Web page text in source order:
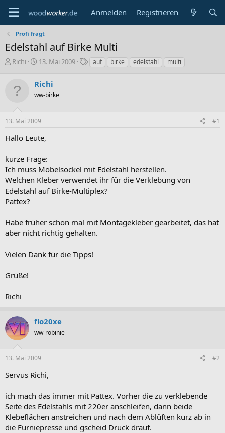
Anmelden Registrieren
Profi fragt
Edelstahl auf Birke Multi
E
t
l
e
Richi
E
s
t
e
l
t
a
m
13. Mai 2009
S
w
auf birke edelstahl multi
Richi
ww-birke
13. Mai 2009 #1
Hallo Leute,
kurze Frage:
Ich muss Möbelsockel mit Edelstahl herstellen.
Welchen Kleber verwendet ihr für die Verklebung von
Edelstahl auf Birke-Multiplex?
Pattex?
Habe früher schon mal mit Montagekleber gearbeitet, das hat
aber nicht richtig gehalten.
Vielen Dank für die Tipps!
Grüße!
Richi
flo20xe
ww-robinie
13. Mai 2009 #2
Servus Richi,
ich mach das immer mit Pattex. Vorher die zu verklebende
Seite des Edelstahls mit 220er anschleifen, dann beide
Klebeflächen anstreichen und nach dem Ablüften kurz ab in
die Furniepresse und gscheid Druck drauf.